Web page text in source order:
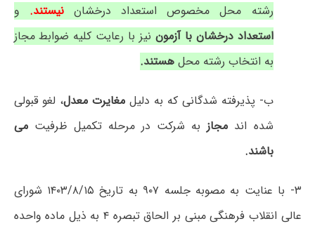
رشته محل مخصوص استعداد درخشان نیستند. و
استعداد درخشان با آزمون نیز با رعایت کلیه ضوابط مجاز
به انتخاب رشته محلهستند.
ب- پذیرفته شدگانی که به دلیل مغایرت معدل، لغو قبولی
شده اند مجازبه شرکت در مرحله تکمیل ظرفیتمی
باشند.
۳- با عنایت به مصوبه جلسه ۹۰۷ به تاریخ ۱۴۰۳/۸/۱۵ شورای
عالی انقلاب فرهنگی مبنی بر الحاق تبصره ۴ به ذیل ماده واحده